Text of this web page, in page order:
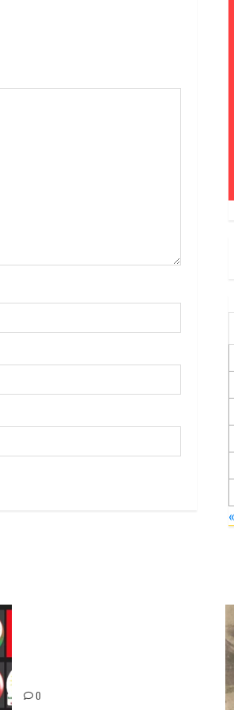
0